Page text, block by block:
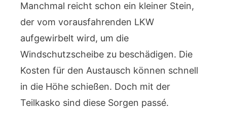
Manchmal reicht schon ein kleiner Stein,
der vom vorausfahrenden LKW
aufgewirbelt wird, um die
Windschutzscheibe zu beschädigen. Die
Kosten für den Austausch können schnell
in die Höhe schießen. Doch mit der
Teilkasko sind diese Sorgen passé.